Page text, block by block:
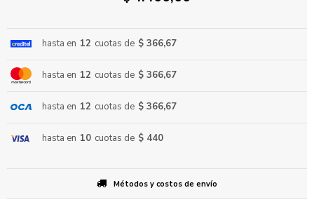
hasta en 12 cuotas de $ 366,67
hasta en 12 cuotas de $ 366,67
hasta en 12 cuotas de $ 366,67
hasta en 10 cuotas de $ 440
Métodos y costos de envío